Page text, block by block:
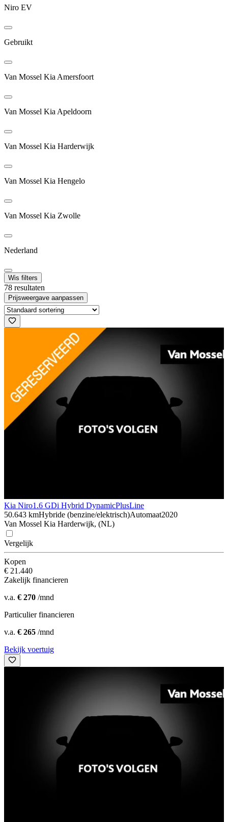
Niro EV
Gebruikt
Van Mossel Kia Amersfoort
Van Mossel Kia Apeldoorn
Van Mossel Kia Harderwijk
Van Mossel Kia Hengelo
Van Mossel Kia Zwolle
Nederland
Wis filters
78 resultaten
Prijsweergave aanpassen
Kia Niro1.6 GDi Hybrid DynamicPlusLine
50.643 kmHybride (benzine/elektrisch)Automaat2020
Van Mossel Kia Harderwijk, (NL)
Vergelijk
Kopen
€ 21.440
Zakelijk financieren
v.a. € 270 /mnd
Particulier financieren
v.a. € 265 /mnd
Bekijk voertuig